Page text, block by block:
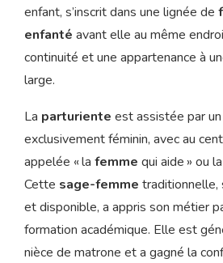
enfant, s’inscrit dans une lignée de
enfanté avant elle au même
continuité et une appartenance à
large.
La parturiente est assistée par
exclusivement féminin, avec au
appelée « la femme qui aide » ou
Cette sage-femme traditionnelle,
et disponible, a appris son métier
formation académique. Elle est
nièce de matrone et a gagné la